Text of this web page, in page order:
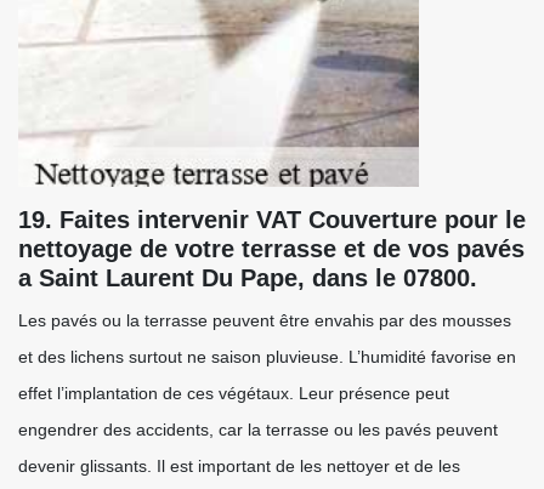
19. Faites intervenir VAT Couverture pour le
nettoyage de votre terrasse et de vos pavés
a Saint Laurent Du Pape, dans le 07800.
Les pavés ou la terrasse peuvent être envahis par des mousses
et des lichens surtout ne saison pluvieuse. L’humidité favorise en
effet l’implantation de ces végétaux. Leur présence peut
engendrer des accidents, car la terrasse ou les pavés peuvent
devenir glissants. Il est important de les nettoyer et de les